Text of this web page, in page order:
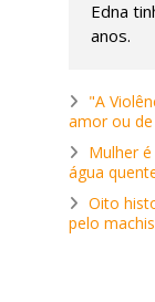
Edna
anos.
"A
amor ou de
Mulher
água
Oito
pelo